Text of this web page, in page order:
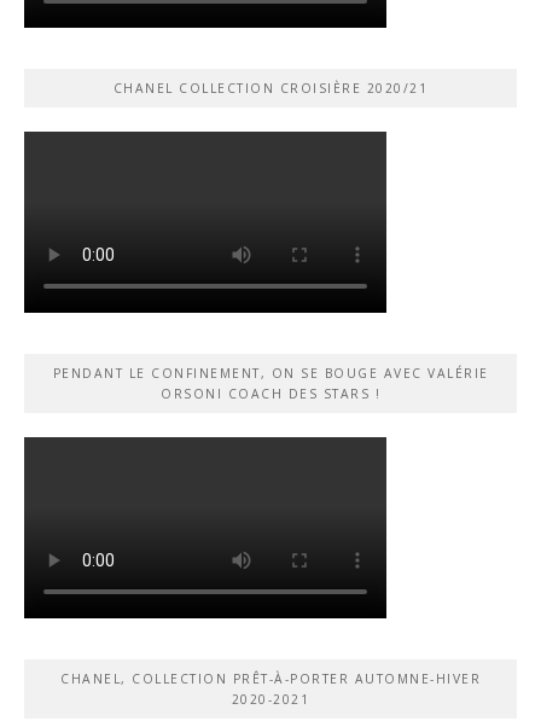
CHANEL COLLECTION CROISIÈRE 2020/21
PENDANT LE CONFINEMENT, ON SE BOUGE AVEC VALÉRIE
ORSONI COACH DES STARS !
CHANEL, COLLECTION PRÊT-À-PORTER AUTOMNE-HIVER
2020-2021